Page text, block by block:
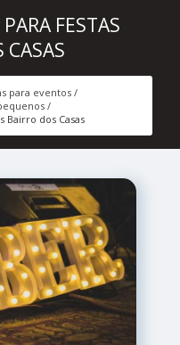
FESTAS
CASAS
para eventos
Bairro dos Casas